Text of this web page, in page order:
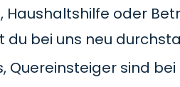
Haushaltshilfe oder
du bei uns neu
Quereinsteiger sind